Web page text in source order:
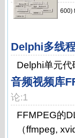
600)
Delphi多线
Delphi单元代
音频视频库
论:1
FFMPEG的
（ffmpeg,